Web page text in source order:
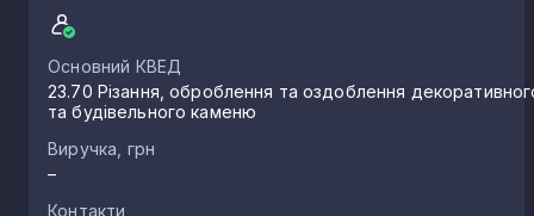
Основний КВЕД
23.70 Різання, оброблення та оздоблення
та будівельного каменю
Виручка, грн
–
Контакти